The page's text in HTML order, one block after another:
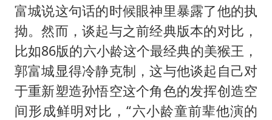
富城说这句话的时候眼神里暴露了他的执
拗。然而，谈起与之前经典版本的对比，
比如86版的六小龄这个最经典的美猴王，
郭富城显得冷静克制，这与他谈起自己对
于重新塑造孙悟空这个角色的发挥创造空
间形成鲜明对比，“六小龄童前辈他演的